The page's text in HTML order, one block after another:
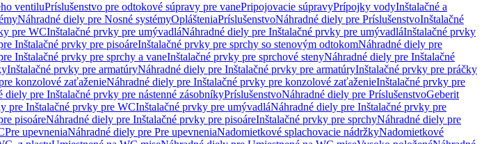
ventiluPríslušenstvo pre odtokové súpravy pre vanePripojovacie súpravyPrípojky vodyInštalačné a
Náhradné diely pre Nosné systémyOplášteniaPríslušenstvoNáhradné diely pre PríslušenstvoInštalačné
pre WCInštalačné prvky pre umývadláNáhradné diely pre Inštalačné prvky pre umývadláInštalačné prvky
Inštalačné prvky pre pisoáreInštalačné prvky pre sprchy so stenovým odtokomNáhradné diely pre
Inštalačné prvky pre sprchy a vaneInštalačné prvky pre sprchové stenyNáhradné diely pre Inštalačné
Inštalačné prvky pre armatúryNáhradné diely pre Inštalačné prvky pre armatúryInštalačné prvky pre práčky
konzolové zaťaženieNáhradné diely pre Inštalačné prvky pre konzolové zaťaženieInštalačné prvky pre
diely pre Inštalačné prvky pre nástenné zásobníkyPríslušenstvoNáhradné diely pre PríslušenstvoGeberit
pre Inštalačné prvky pre WCInštalačné prvky pre umývadláNáhradné diely pre Inštalačné prvky pre
pisoáreNáhradné diely pre Inštalačné prvky pre pisoáreInštalačné prvky pre sprchyNáhradné diely pre
Pre upevneniaNáhradné diely pre Pre upevneniaNadomietkové splachovacie nádržkyNadomietkové